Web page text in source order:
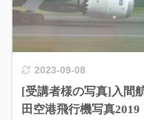
2023-09-08
[受講者様の写真]入間
田空港飛行機写真2019